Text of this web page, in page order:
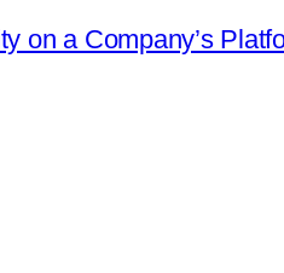
on a Company’s